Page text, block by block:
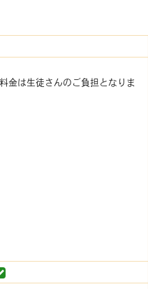
金は生徒さんのご負担となりま